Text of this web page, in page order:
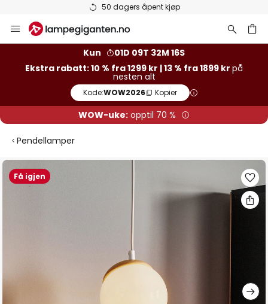
50 dagers åpent kjøp
Hopp
til
Kun
01D 09T 32M 16S
Ekstra rabatt: 10 % fra 1299 kr | 13 % fra 1899 kr på
nesten alt
Kode:WOW2026 Kopier
WOW-uke: opptil 70 %
Pendellamper
Få igjen
Gå
til